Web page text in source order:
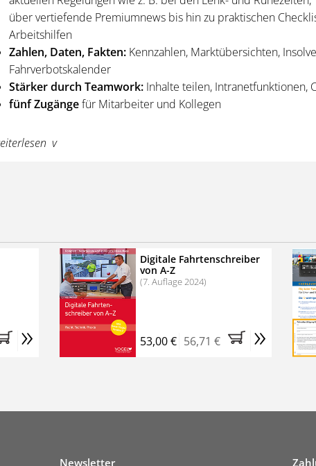
über vertiefende Premiumnews bis hin zu praktischen
Arbeitshilfen
Zahlen, Daten, Fakten: Kennzahlen, Marktübersichten,
Fahrverbotskalender
Stärker durch Teamwork: Inhalte teilen, Intranetfunktionen,
fünf Zugängefür Mitarbeiter und Kollegen
erhaltenalle Ausgaben
Kostenfreie Online-Seminare
Bestellen Sie jetzt das VerkehrsRundschau Profipaket im
Monate (inkl. der derzeitig gesetzlichen MwSt. und
brauchen Sie nichts weiter tun, das Abonnement endet
keine weiteren Verpflichtungen.
»
Digitale Fahrtenschreiber
von A-Z
(7. Auflage 2024)
53,00 € 56,71 € »
Newsletter